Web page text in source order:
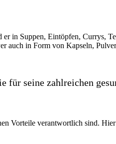
in Suppen, Eintöpfen, Currys,
auch in Form von Kapseln,
für seine zahlreichen
Vorteile verantwortlich sind.